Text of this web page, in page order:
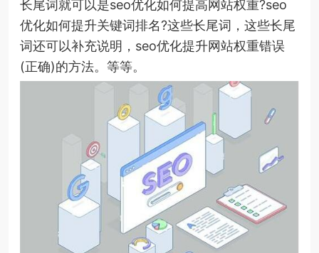
长尾词就可以是seo优化如何提高网站权重?seo
优化如何提升关键词排名?这些长尾词，这些长尾
词还可以补充说明，seo优化提升网站权重错误
(正确)的方法。等等。